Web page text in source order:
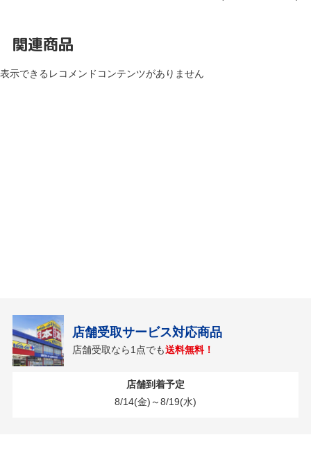
関連商品
表示できるレコメンドコンテンツがありません
店舗受取サービス対応商品
店舗受取なら1点でも送料無料！
店舗到着予定
8/14(金)～8/19(水)